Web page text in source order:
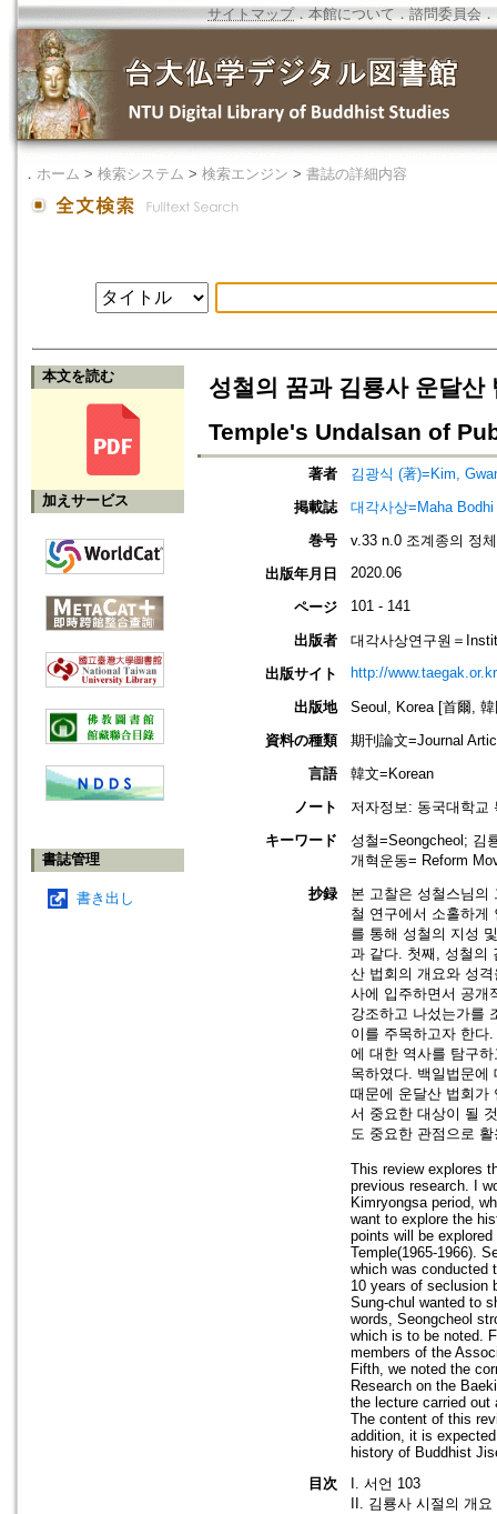
サイトマップ．本館について ． 諮問委員会 ．
． ホーム > 検索システム > 検索エンジン > 書誌の詳細内容
本文を読む
加えサービス
書誌管理
書き出し
성철의 꿈과 김룡사 운달
Temple's Undalsan of
著者
김광식 (著)=Kim,
掲載誌
대각사상=Maha
巻号
v.33 n.0 조계종의 정
出版年月日
2020.06
ページ 101 - 141
出版者
대각사상연구원＝
出版サイト
http://
出版地
Seoul, Korea [首爾,
資料の種類
期刊論文=Journal
言語
韓文=Korean
ノート
저자정보: 동국대학교
キーワード
성철=Seongcheol; 김
개혁운동= Reform
抄録
본 고찰은 성철스님의
철 연구에서 소홀하게
를 통해 성철의 지성
과 같다. 첫째, 성철의
산 법회의 개요와 성
사에 입주하면서 공개
강조하고 나섰는가를
이를 주목하고자 한다
에 대한 역사를 탐구
목하였다. 백일법문에
때문에 운달산 법회가
서 중요한 대상이 될
도 중요한 관점으로
This review explores
previous research. I
Kimryongsa period,
want to explore the
points will be
Temple(1965-1966).
which was conducted
10 years of seclusion
Sung-chul wanted to
words, Seongcheol
which is to be noted.
members of the
Fifth, we noted the
Research on the
the lecture carried out
The content of this
addition, it is
history of Buddhist
目次
I. 서언 103
II. 김룡사 시절의 개요